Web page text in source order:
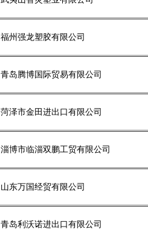
福州强龙塑胶有限公司
青岛腾博国际贸易有限公司
菏泽市金田进出口有限公司
淄博市临淄双鹏工贸有限公司
山东万国经贸有限公司
青岛利沃诺进出口有限公司